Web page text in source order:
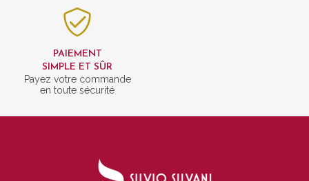
PAIEMENT
SIMPLE ET SÛR
Payez votre commande
en toute sécurité